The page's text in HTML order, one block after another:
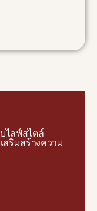
ไลฟ์สไตล์
ริมสร้างความ